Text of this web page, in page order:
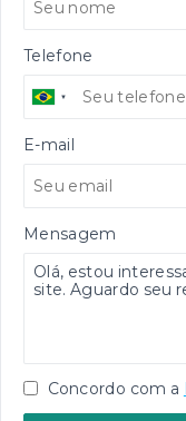
Telefone
E-mail
Mensagem
Concordo com a